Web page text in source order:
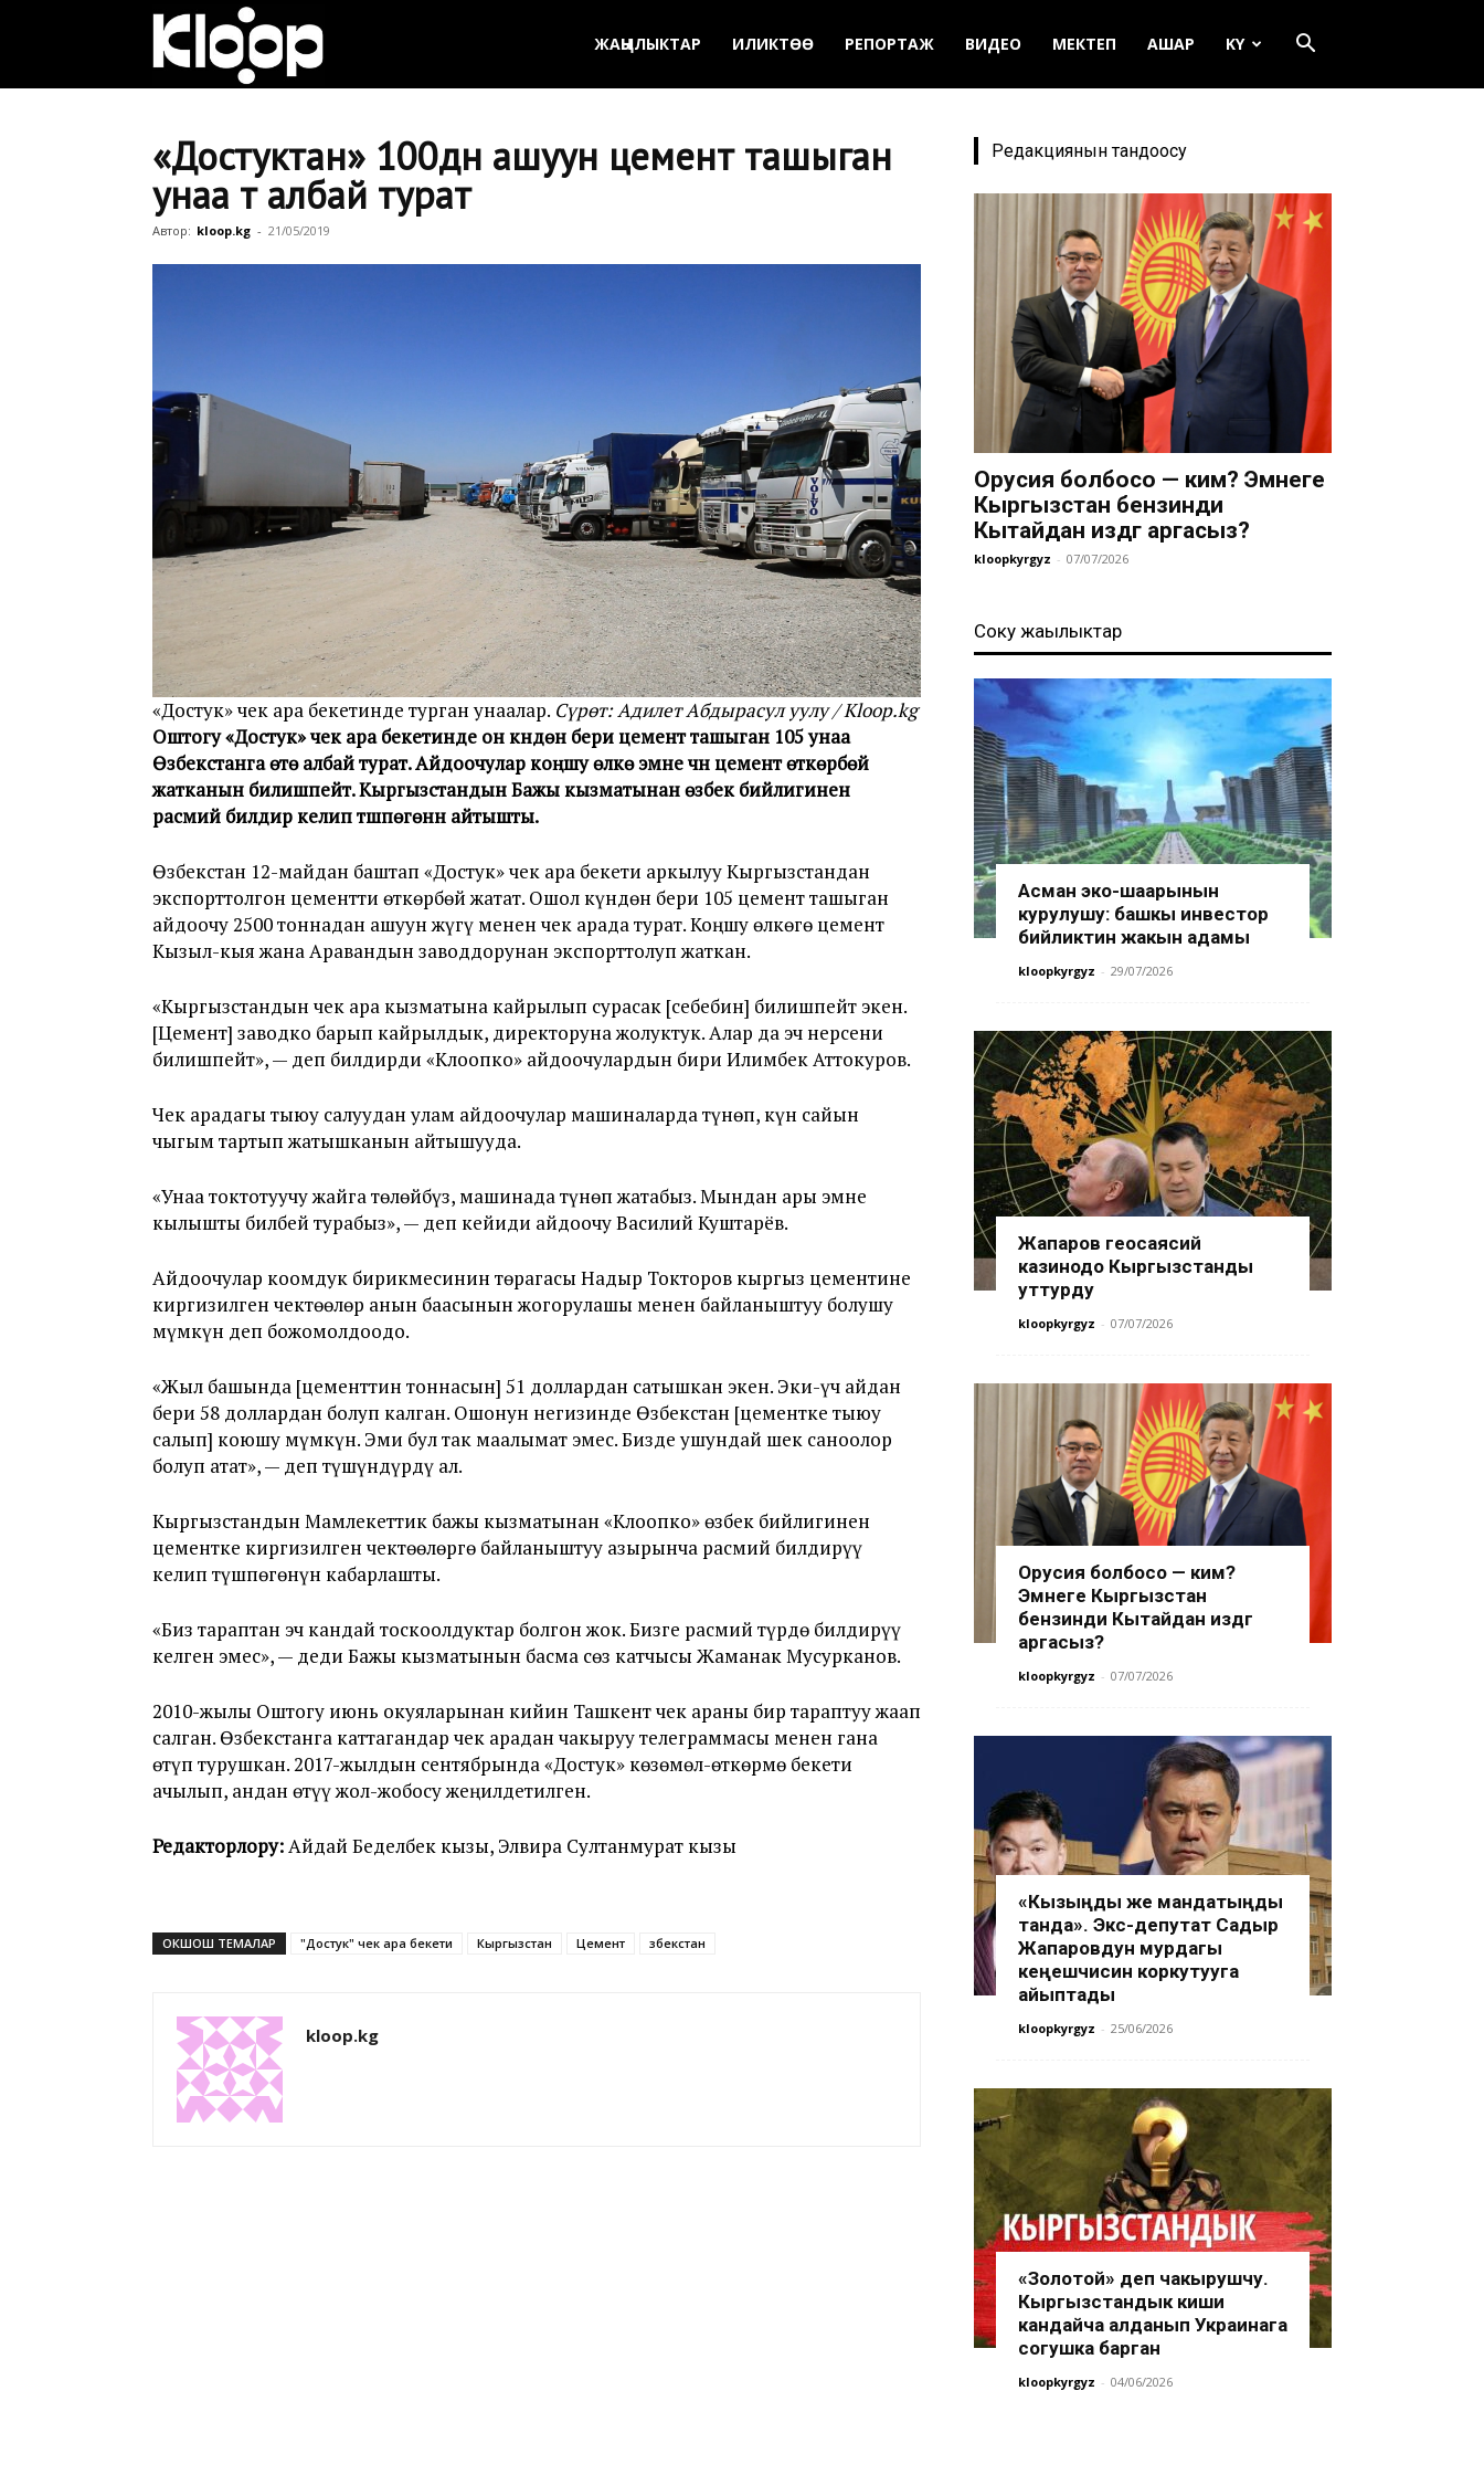
ЖАҢЫЛЫКТАР ИЛИКТӨӨ РЕПОРТАЖ ВИДЕО МЕКТЕП АШАР KY
«Достуктан» 100дөн ашуун цемент ташыган
унаа өтө албай турат
Автор: kloop.kg - 21/05/2019
«Достук» чек ара бекетинде турган унаалар. Сүрөт: Адилет Абдырасул уулу / Kloop.kg
Оштогу «Достук» чек ара бекетинде он күндөн бери цемент ташыган 105 унаа
Өзбекстанга өтө албай турат. Айдоочулар коңшу өлкө эмне үчүн цемент өткөрбөй
жатканын билишпейт. Кыргызстандын Бажы кызматынан өзбек бийлигинен
расмий билдирүү келип түшпөгөнүн айтышты.
Өзбекстан 12-майдан баштап «Достук» чек ара бекети аркылуу Кыргызстандан
экспорттолгон цементти өткөрбөй жатат. Ошол күндөн бери 105 цемент ташыган
айдоочу 2500 тоннадан ашуун жүгү менен чек арада турат. Коңшу өлкөгө цемент
Кызыл-кыя жана Аравандын заводдорунан экспорттолуп жаткан.
«Кыргызстандын чек ара кызматына кайрылып сурасак [себебин] билишпейт экен.
[Цемент] заводко барып кайрылдык, директоруна жолуктук. Алар да эч нерсени
билишпейт», — деп билдирди «Клоопко» айдоочулардын бири Илимбек Аттокуров.
Чек арадагы тыюу салуудан улам айдоочулар машиналарда түнөп, күн сайын
чыгым тартып жатышканын айтышууда.
«Унаа токтотуучу жайга төлөйбүз, машинада түнөп жатабыз. Мындан ары эмне
кылышты билбей турабыз», — деп кейиди айдоочу Василий Куштарёв.
Айдоочулар коомдук бирикмесинин төрагасы Надыр Токторов кыргыз цементине
киргизилген чектөөлөр анын баасынын жогорулашы менен байланыштуу болушу
мүмкүн деп божомолдоодо.
«Жыл башында [цементтин тоннасын] 51 доллардан сатышкан экен. Эки-үч айдан
бери 58 доллардан болуп калган. Ошонун негизинде Өзбекстан [цементке тыюу
салып] коюшу мүмкүн. Эми бул так маалымат эмес. Бизде ушундай шек саноолор
болуп атат», — деп түшүндүрдү ал.
Кыргызстандын Мамлекеттик бажы кызматынан «Клоопко» өзбек бийлигинен
цементке киргизилген чектөөлөргө байланыштуу азырынча расмий билдирүү
келип түшпөгөнүн кабарлашты.
«Биз тараптан эч кандай тоскоолдуктар болгон жок. Бизге расмий түрдө билдирүү
келген эмес», — деди Бажы кызматынын басма сөз катчысы Жаманак Мусурканов.
2010-жылы Оштогу июнь окуяларынан кийин Ташкент чек араны бир тараптуу жаап
салган. Өзбекстанга каттагандар чек арадан чакыруу телеграммасы менен гана
өтүп турушкан. 2017-жылдын сентябрында «Достук» көзөмөл-өткөрмө бекети
ачылып, андан өтүү жол-жобосу жеңилдетилген.
Редакторлору: Айдай Беделбек кызы, Элвира Султанмурат кызы
ОКШОШ ТЕМАЛАР "Достук" чек ара бекети Кыргызстан Цемент Өзбекстан
kloop.kg
Редакциянын тандоосу
Орусия болбосо — ким? Эмнеге
Кыргызстан бензинди
Кытайдан издөөгө аргасыз?
kloopkyrgyz - 07/07/2026
Соңку жаңылыктар
Асман эко-шаарынын
курулушу: башкы инвестор
бийликтин жакын адамы
kloopkyrgyz - 29/07/2026
Жапаров геосаясий
казинодо Кыргызстанды
уттурду
kloopkyrgyz - 07/07/2026
Орусия болбосо — ким?
Эмнеге Кыргызстан
бензинди Кытайдан издөөгө
аргасыз?
kloopkyrgyz - 07/07/2026
«Кызыңды же мандатыңды
танда». Экс-депутат Садыр
Жапаровдун мурдагы
кеңешчисин коркутууга
айыптады
kloopkyrgyz - 25/06/2026
«Золотой» деп чакырушчу.
Кыргызстандык киши
кандайча алданып Украинага
согушка барган
kloopkyrgyz - 04/06/2026